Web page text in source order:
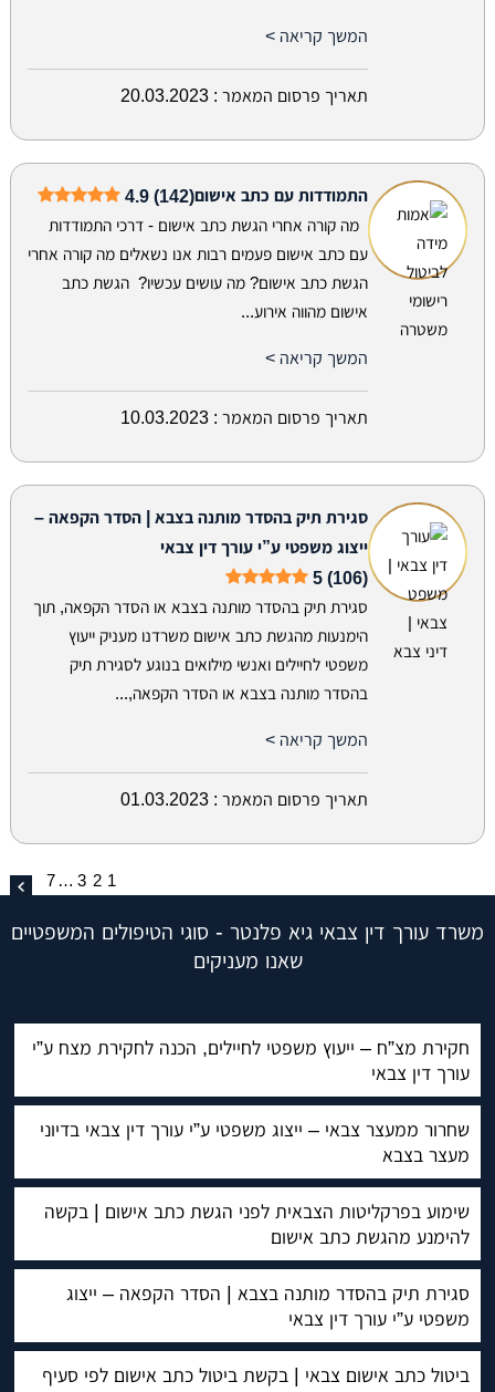
המשך קריאה >
תאריך פרסום המאמר : 20.03.2023
התמודדות עם כתב אישום4.9 (142)
מה קורה אחרי הגשת כתב אישום - דרכי התמודדות
עם כתב אישום פעמים רבות אנו נשאלים מה קורה אחרי
הגשת כתב אישום? מה עושים עכשיו? הגשת כתב
אישום מהווה אירוע...
המשך קריאה >
תאריך פרסום המאמר : 10.03.2023
סגירת תיק בהסדר מותנה בצבא | הסדר הקפאה –
ייצוג משפטי ע”י עורך דין צבאי
5 (106)
סגירת תיק בהסדר מותנה בצבא או הסדר הקפאה, תוך
הימנעות מהגשת כתב אישום משרדנו מעניק ייעוץ
משפטי לחיילים ואנשי מילואים בנוגע לסגירת תיק
בהסדר מותנה בצבא או הסדר הקפאה,...
המשך קריאה >
תאריך פרסום המאמר : 01.03.2023
1
2
3
…
7
משרד עורך דין צבאי גיא פלנטר - סוגי הטיפולים המשפטיים
שאנו מעניקים
חקירת מצ”ח – ייעוץ משפטי לחיילים, הכנה לחקירת מצח ע”י
עורך דין צבאי
שחרור ממעצר צבאי – ייצוג משפטי ע”י עורך דין צבאי בדיוני
מעצר בצבא
שימוע בפרקליטות הצבאית לפני הגשת כתב אישום | בקשה
להימנע מהגשת כתב אישום
סגירת תיק בהסדר מותנה בצבא | הסדר הקפאה – ייצוג
משפטי ע”י עורך דין צבאי
ביטול כתב אישום צבאי | בקשת ביטול כתב אישום לפי סעיף